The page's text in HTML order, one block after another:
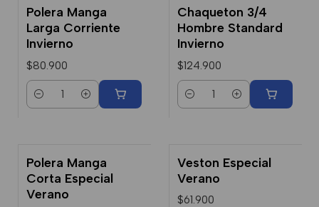
Polera Manga
Larga Corriente
Invierno
$80.900
Cantidad
Chaqueton 3/4
Hombre Standard
Invierno
$124.900
Cantidad
-1% Dcto.
Polera Manga
Corta Especial
Verano
Veston Especial
Verano
$61.900